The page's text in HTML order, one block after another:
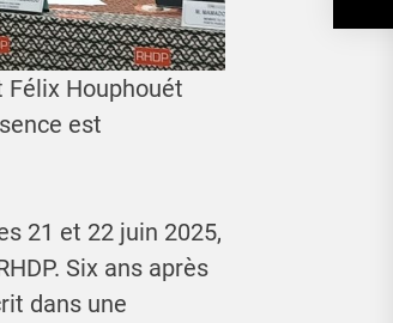
Félix Houphouét
est
21 et 22 juin 2025,
Six ans après
dans une